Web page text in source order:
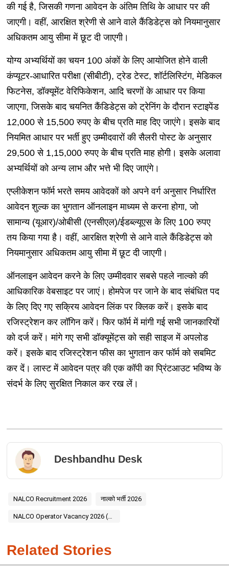
की गई है, जिसकी गणना आवेदन के अंतिम तिथि के आधार पर की
जाएगी। वहीं, आरक्षित श्रेणी से आने वाले कैंडिडेट्स को नियमानुसार
अधिकतम आयु सीमा में छूट दी जाएगी।
योग्य अभ्यर्थियों का चयन 100 अंकों के लिए आयोजित होने वाली
कंप्यूटर-आधारित परीक्षा (सीबीटी), ट्रेड टेस्ट, शॉर्टलिस्टिंग, मेडिकल
फिटनेस, डॉक्यूमेंट वेरिफिकेशन, आदि चरणों के आधार पर किया
जाएगा, जिसके बाद चयनित कैंडिडेट्स को ट्रेनिंग के दौरान स्टाइपेंड
12,000 से 15,500 रुपए के बीच प्रति माह दिए जाएंगे। इसके बाद
नियमित आधार पर भर्ती हुए उम्मीदवारों की सैलरी पोस्ट के अनुसार
29,500 से 1,15,000 रुपए के बीच प्रति माह होगी। इसके अलावा
अभ्यर्थियों को अन्य लाभ और भत्ते भी दिए जाएंगे।
एप्लीकेशन फॉर्म भरते समय आवेदकों को अपने वर्ग अनुसार निर्धारित
आवेदन शुल्क का भुगतान ऑनलाइन माध्यम से करना होगा, जो
सामान्य (यूआर)/ओबीसी (एनसीएल)/ईडब्ल्यूएस के लिए 100 रुपए
तय किया गया है। वहीं, आरक्षित श्रेणी से आने वाले कैंडिडेट्स को
नियमानुसार अधिकतम आयु सीमा में छूट दी जाएगी।
ऑनलाइन आवेदन करने के लिए उम्मीदवार सबसे पहले नाल्को की
आधिकारिक वेबसाइट पर जाएं। होमपेज पर जाने के बाद संबंधित पद
के लिए दिए गए सक्रिय आवेदन लिंक पर क्लिक करें। इसके बाद
रजिस्ट्रेशन कर लॉगिन करें। फिर फॉर्म में मांगी गई सभी जानकारियों
को दर्ज करें। मांगे गए सभी डॉक्यूमेंट्स को सही साइज में अपलोड
करें। इसके बाद रजिस्ट्रेशन फीस का भुगतान कर फॉर्म को सबमिट
कर दें। लास्ट में आवेदन पत्र की एक कॉपी का प्रिंटआउट भविष्य के
संदर्भ के लिए सुरक्षित निकाल कर रख लें।
Deshbandhu Desk
NALCO Recruitment 2026 नाल्को भर्ती 2026
NALCO Operator Vacancy 2026 (नाल्को ऑपरेटर भर्ती)
Related Stories